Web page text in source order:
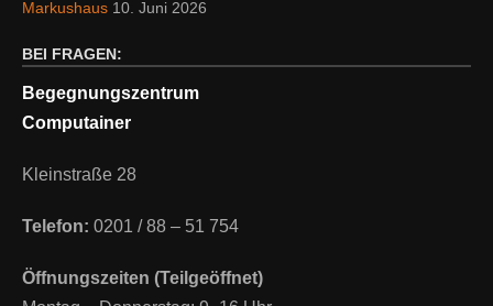
Markushaus 10. Juni 2026
BEI FRAGEN:
Begegnungszentrum
Computainer
Kleinstraße 28
Telefon: 0201 / 88 – 51 754
Öffnungszeiten (Teilgeöffnet)